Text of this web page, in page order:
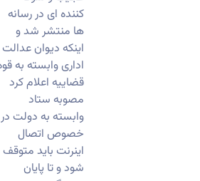
کننده ای در رسانه
ها منتشر شد و
اینکه دیوان عدالت
اداری وابسته به قوه
قضاییه اعلام کرد
مصوبه ستاد
وابسته به دولت در
خصوص اتصال
اینرنت باید متوقف
شود و تا پایان